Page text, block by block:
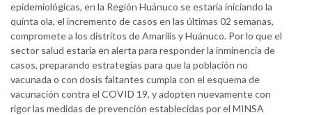
epidemiológicas, en la Región Huánuco se estaría iniciando la
quinta ola, el incremento de casos en las últimas 02 semanas,
compromete a los distritos de Amarilis y Huánuco. Por lo que el
sector salud estaría en alerta para responder la inminencia de
casos, preparando estrategias para que la población no
vacunada o con dosis faltantes cumpla con el esquema de
vacunación contra el COVID 19, y adopten nuevamente con
rigor las medidas de prevención establecidas por el MINSA